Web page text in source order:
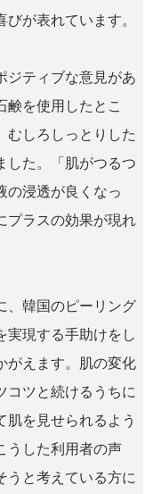
が表れています。
ジティブな意見があ
鹸を使用したとこ
むしろしっとりした
した。「肌がつるつ
の浸透が良くなっ
プラスの効果が現れ
、韓国のピーリング
実現する手助けをし
がえます。肌の変化
コツと続けるうちに
肌を見せられるよう
うした利用者の声
うと考えている方に